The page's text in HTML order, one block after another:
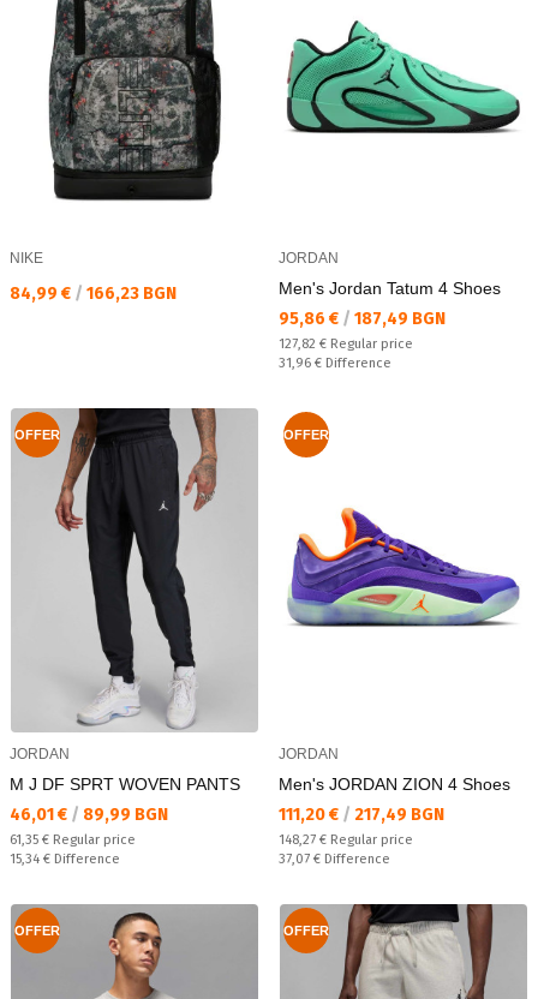
NIKE
Текуща цена:
84,99 € / 166,23 BGN
JORDAN
Men's Jordan Tatum 4 Shoes
Текуща цена:
95,86 € / 187,49 BGN
Regular price:
127,82 € Regular price
Спестявате:
31,96 € Difference
OFFER
JORDAN
M J DF SPRT WOVEN PANTS
Текуща цена:
46,01 € / 89,99 BGN
Regular price:
61,35 € Regular price
Спестявате:
15,34 € Difference
OFFER
JORDAN
Men's JORDAN ZION 4 Shoes
Текуща цена:
111,20 € / 217,49 BGN
Regular price:
148,27 € Regular price
Спестявате:
37,07 € Difference
OFFER OFFER